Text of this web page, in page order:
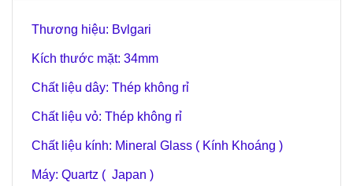
Thương hiệu: Bvlgari
Kích thước mặt: 34mm
Chất liệu dây: Thép không rỉ
Chất liệu vỏ: Thép không rỉ
Chất liệu kính: Mineral Glass ( Kính Khoáng )
Máy: Quartz ( Japan )